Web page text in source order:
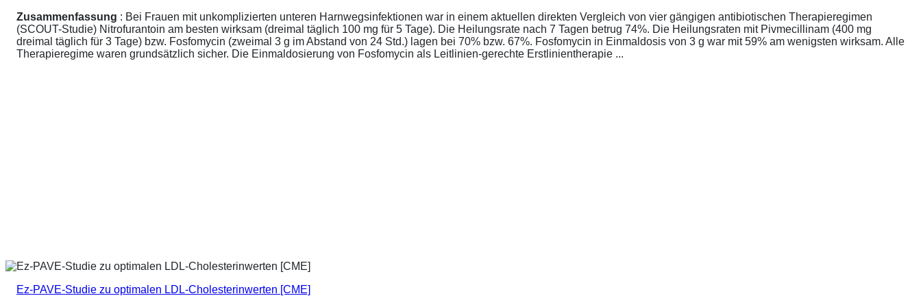
Zusammenfassung : Bei Frauen mit unkomplizierten unteren Harnwegsinfektionen war in einem aktuellen direkten Vergleich von vier gängigen antibiotischen Therapieregimen
(SCOUT-Studie) Nitrofurantoin am besten wirksam (dreimal täglich 100 mg für 5 Tage). Die Heilungsrate nach 7 Tagen betrug 74%. Die Heilungsraten mit Pivmecillinam (400 mg
dreimal täglich für 3 Tage) bzw. Fosfomycin (zweimal 3 g im Abstand von 24 Std.) lagen bei 70% bzw. 67%. Fosfomycin in Einmaldosis von 3 g war mit 59% am wenigsten wirksam. Alle
Therapieregime waren grundsätzlich sicher. Die Einmaldosierung von Fosfomycin als Leitlinien-gerechte Erstlinientherapie ...
Ez-PAVE-Studie zu optimalen LDL-Cholesterinwerten [CME]